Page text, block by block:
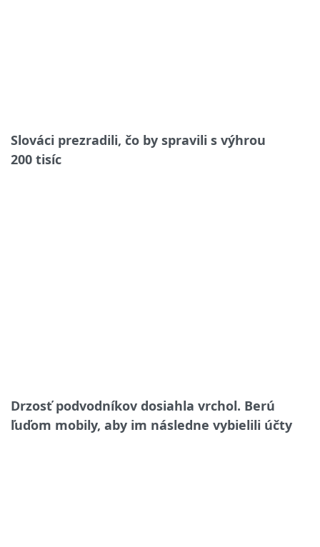
Slováci prezradili, čo by spravili s výhrou
200 tisíc
Drzosť podvodníkov dosiahla vrchol. Berú
ľuďom mobily, aby im následne vybielili účty